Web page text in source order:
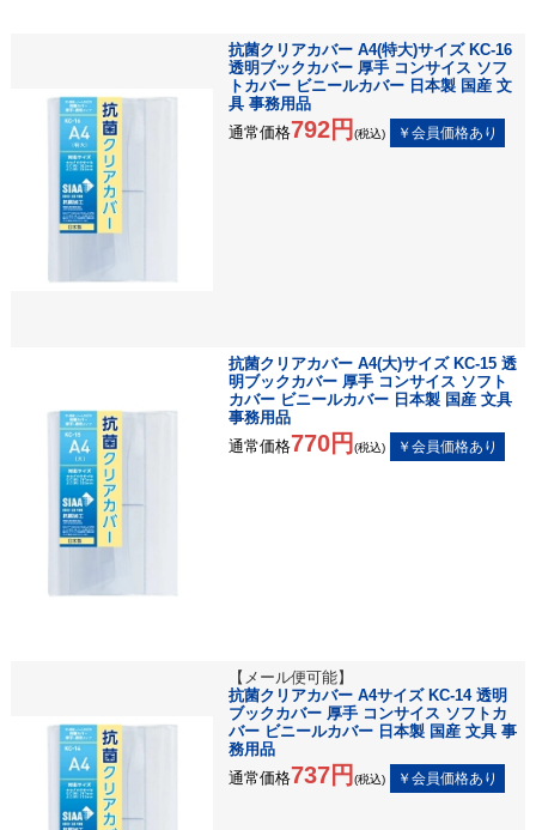
抗菌クリアカバー A4(特大)サイズ KC-16
透明ブックカバー 厚手 コンサイス ソフ
トカバー ビニールカバー 日本製 国産 文
具 事務用品
通常価格792円 (税込)
抗菌クリアカバー A4(大)サイズ KC-15 透
明ブックカバー 厚手 コンサイス ソフト
カバー ビニールカバー 日本製 国産 文具
事務用品
通常価格770円 (税込)
【メール便可能】
抗菌クリアカバー A4サイズ KC-14 透明
ブックカバー 厚手 コンサイス ソフトカ
バー ビニールカバー 日本製 国産 文具 事
務用品
通常価格737円 (税込)